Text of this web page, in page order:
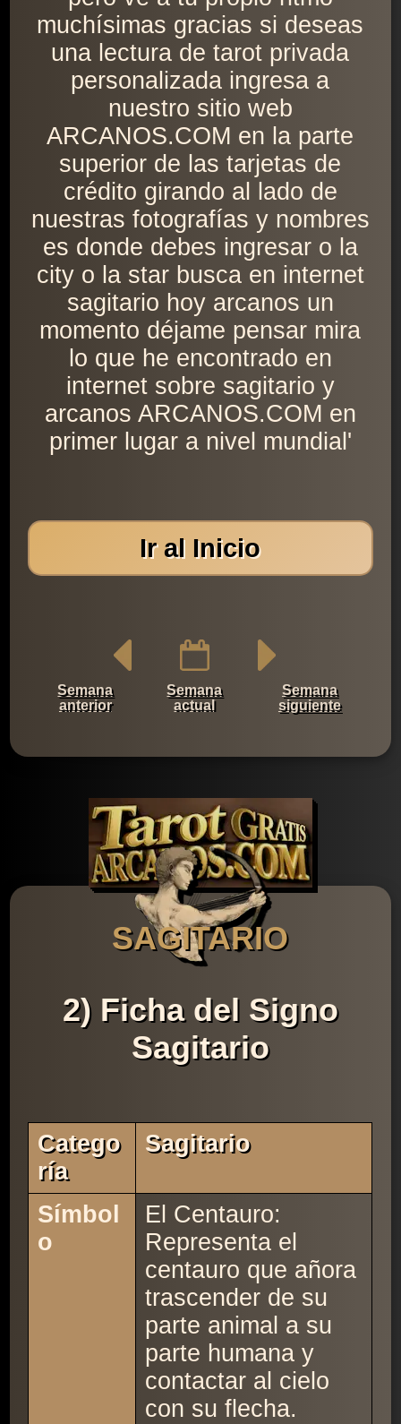
muchísimas gracias si deseas
una lectura de tarot privada
personalizada ingresa a
nuestro sitio web
ARCANOS.COM en la parte
superior de las tarjetas de
crédito girando al lado de
nuestras fotografías y nombres
es donde debes ingresar o la
city o la star busca en internet
sagitario hoy arcanos un
momento déjame pensar mira
lo que he encontrado en
internet sobre sagitario y
arcanos ARCANOS.COM en
primer lugar a nivel mundial'
Ir al Inicio
Semana
anterior
Semana
actual
Semana
siguiente
SAGITARIO
2) Ficha del Signo
Sagitario
Catego
Ría
Sagitario
Símbol
o
El Centauro:
Representa el
centauro que añora
trascender de su
parte animal a su
parte humana y
contactar al cielo
con su flecha.